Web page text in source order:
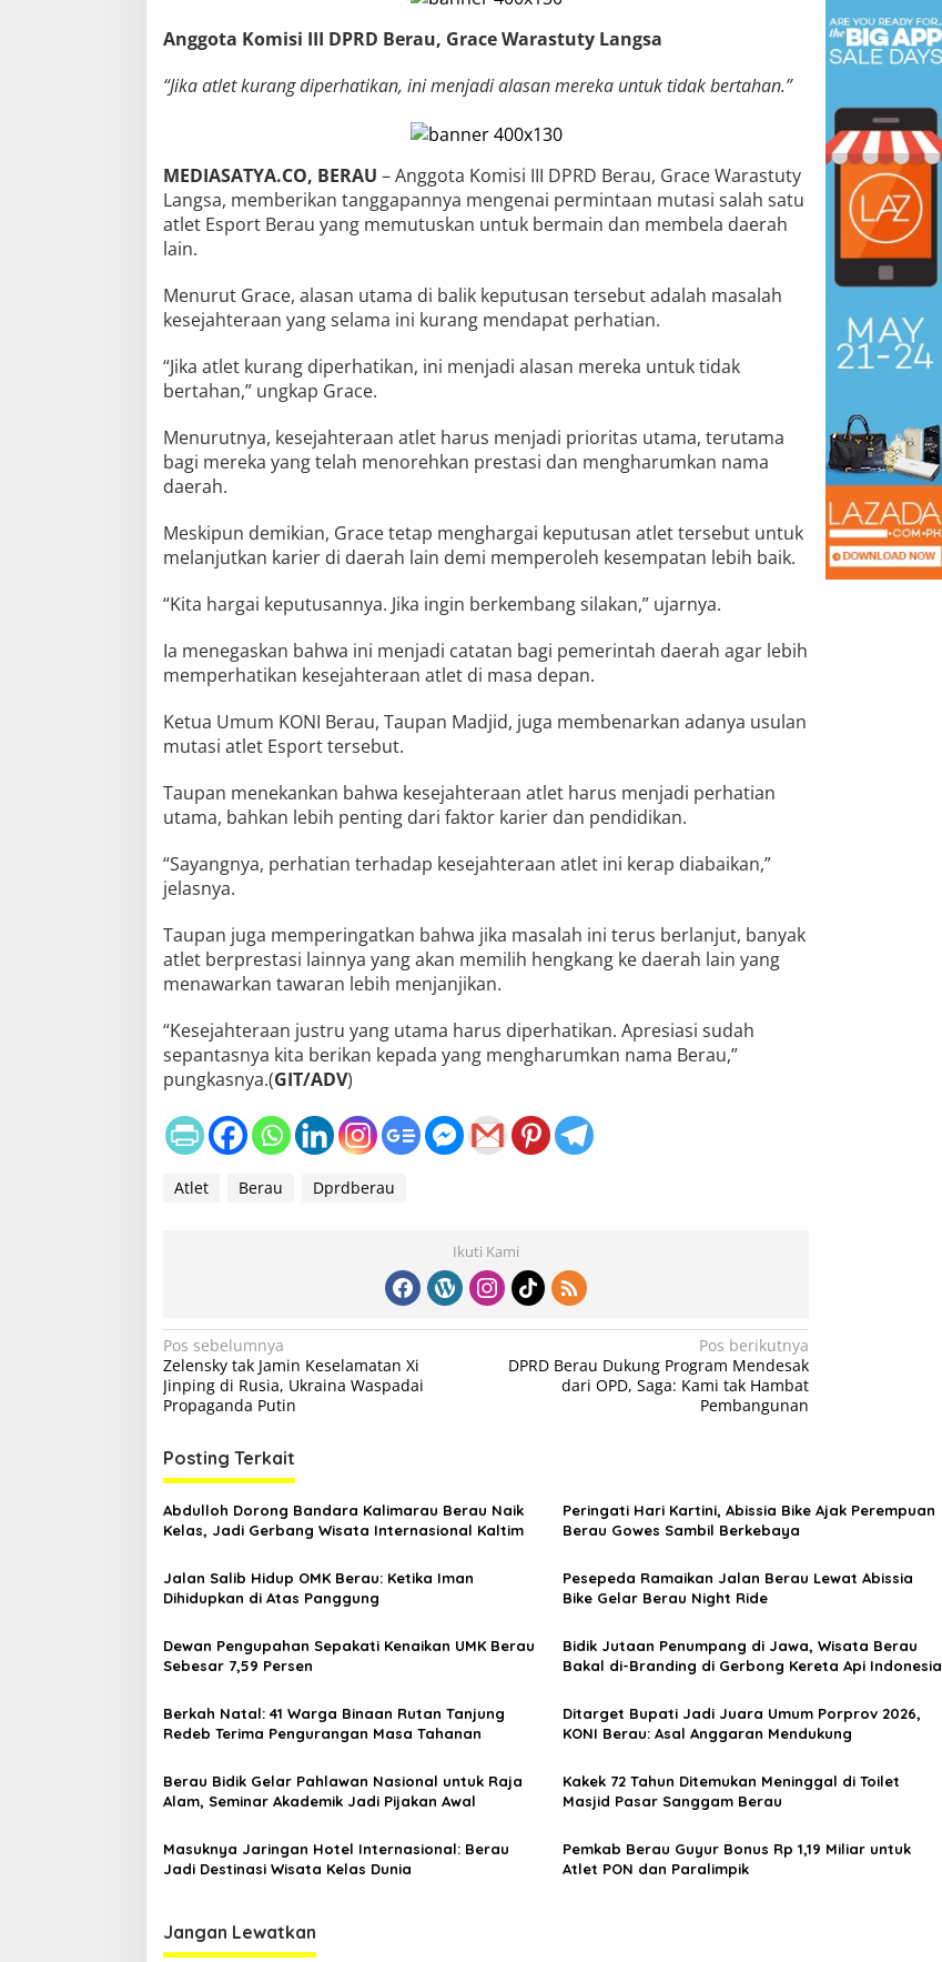
Anggota Komisi III DPRD Berau, Grace Warastuty Langsa
“Jika atlet kurang diperhatikan, ini menjadi alasan mereka untuk tidak bertahan.”
MEDIASATYA.CO, BERAU – Anggota Komisi III DPRD Berau, Grace Warastuty
Langsa, memberikan tanggapannya mengenai permintaan mutasi salah satu
atlet Esport Berau yang memutuskan untuk bermain dan membela daerah
lain.
Menurut Grace, alasan utama di balik keputusan tersebut adalah masalah
kesejahteraan yang selama ini kurang mendapat perhatian.
“Jika atlet kurang diperhatikan, ini menjadi alasan mereka untuk tidak
bertahan,” ungkap Grace.
Menurutnya, kesejahteraan atlet harus menjadi prioritas utama, terutama
bagi mereka yang telah menorehkan prestasi dan mengharumkan nama
daerah.
Meskipun demikian, Grace tetap menghargai keputusan atlet tersebut untuk
melanjutkan karier di daerah lain demi memperoleh kesempatan lebih baik.
“Kita hargai keputusannya. Jika ingin berkembang silakan,” ujarnya.
Ia menegaskan bahwa ini menjadi catatan bagi pemerintah daerah agar lebih
memperhatikan kesejahteraan atlet di masa depan.
Ketua Umum KONI Berau, Taupan Madjid, juga membenarkan adanya usulan
mutasi atlet Esport tersebut.
Taupan menekankan bahwa kesejahteraan atlet harus menjadi perhatian
utama, bahkan lebih penting dari faktor karier dan pendidikan.
“Sayangnya, perhatian terhadap kesejahteraan atlet ini kerap diabaikan,”
jelasnya.
Taupan juga memperingatkan bahwa jika masalah ini terus berlanjut, banyak
atlet berprestasi lainnya yang akan memilih hengkang ke daerah lain yang
menawarkan tawaran lebih menjanjikan.
“Kesejahteraan justru yang utama harus diperhatikan. Apresiasi sudah
sepantasnya kita berikan kepada yang mengharumkan nama Berau,”
pungkasnya.(GIT/ADV)
Atlet Berau Dprdberau
Ikuti Kami
N
a
v
i
g
a
s
i
p
s
Pos sebelumnya
Zelensky tak Jamin Keselamatan Xi
Jinping di Rusia, Ukraina Waspadai
Propaganda Putin
Pos berikutnya
DPRD Berau Dukung Program Mendesak
dari OPD, Saga: Kami tak Hambat
Pembangunan
Posting Terkait
Abdulloh Dorong Bandara Kalimarau Berau Naik
Kelas, Jadi Gerbang Wisata Internasional Kaltim
Peringati Hari Kartini, Abissia Bike Ajak Perempuan
Berau Gowes Sambil Berkebaya
Jalan Salib Hidup OMK Berau: Ketika Iman
Dihidupkan di Atas Panggung
Pesepeda Ramaikan Jalan Berau Lewat Abissia
Bike Gelar Berau Night Ride
Dewan Pengupahan Sepakati Kenaikan UMK Berau
Sebesar 7,59 Persen
Bidik Jutaan Penumpang di Jawa, Wisata Berau
Bakal di-Branding di Gerbong Kereta Api Indonesia
Berkah Natal: 41 Warga Binaan Rutan Tanjung
Redeb Terima Pengurangan Masa Tahanan
Ditarget Bupati Jadi Juara Umum Porprov 2026,
KONI Berau: Asal Anggaran Mendukung
Berau Bidik Gelar Pahlawan Nasional untuk Raja
Alam, Seminar Akademik Jadi Pijakan Awal
Kakek 72 Tahun Ditemukan Meninggal di Toilet
Masjid Pasar Sanggam Berau
Masuknya Jaringan Hotel Internasional: Berau
Jadi Destinasi Wisata Kelas Dunia
Pemkab Berau Guyur Bonus Rp 1,19 Miliar untuk
Atlet PON dan Paralimpik
Jangan Lewatkan